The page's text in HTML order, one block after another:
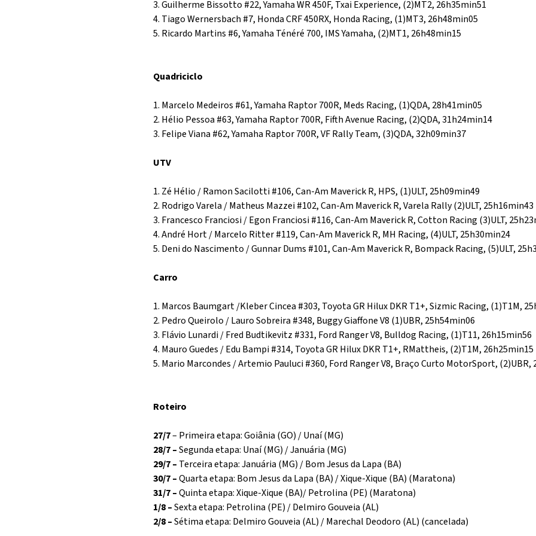
3. Guilherme Bissotto #22, Yamaha WR 450F, Txai Experience, (2)MT2, 26h35min51
4. Tiago Wernersbach #7, Honda CRF 450RX, Honda Racing, (1)MT3, 26h48min05
5. Ricardo Martins #6, Yamaha Ténéré 700, IMS Yamaha, (2)MT1, 26h48min15
Quadriciclo
1. Marcelo Medeiros #61, Yamaha Raptor 700R, Meds Racing, (1)QDA, 28h41min05
2. Hélio Pessoa #63, Yamaha Raptor 700R, Fifth Avenue Racing, (2)QDA, 31h24min14
3. Felipe Viana #62, Yamaha Raptor 700R, VF Rally Team, (3)QDA, 32h09min37
UTV
1. Zé Hélio / Ramon Sacilotti #106, Can-Am Maverick R, HPS, (1)ULT, 25h09min49
2. Rodrigo Varela / Matheus Mazzei #102, Can-Am Maverick R, Varela Rally (2)ULT, 25h16min43
3. Francesco Franciosi / Egon Franciosi #116, Can-Am Maverick R, Cotton Racing (3)ULT,
4. André Hort / Marcelo Ritter #119, Can-Am Maverick R, MH Racing, (4)ULT, 25h30min24
5. Deni do Nascimento / Gunnar Dums #101, Can-Am Maverick R, Bompack Racing, (5)ULT,
Carro
1. Marcos Baumgart /Kleber Cincea #303, Toyota GR Hilux DKR T1+, Sizmic Racing, (1)T1M,
2. Pedro Queirolo / Lauro Sobreira #348, Buggy Giaffone V8 (1)UBR, 25h54min06
3. Flávio Lunardi / Fred Budtikevitz #331, Ford Ranger V8, Bulldog Racing, (1)T11, 26h15min56
4. Mauro Guedes / Edu Bampi #314, Toyota GR Hilux DKR T1+, RMattheis, (2)T1M, 26h25min15
5. Mario Marcondes / Artemio Pauluci #360, Ford Ranger V8, Braço Curto MotorSport, (2)UBR,
Roteiro
27/7– Primeira etapa: Goiânia (GO) / Unaí (MG)
28/7 –Segunda etapa: Unaí (MG) / Januária (MG)
29/7 – Terceira etapa: Januária (MG) / Bom Jesus da Lapa (BA)
30/7 –Quarta etapa: Bom Jesus da Lapa (BA) / Xique-Xique (BA) (Maratona)
31/7 –Quinta etapa: Xique-Xique (BA)/ Petrolina (PE) (Maratona)
1/8 –Sexta etapa: Petrolina (PE) / Delmiro Gouveia (AL)
2/8 –Sétima etapa: Delmiro Gouveia (AL) / Marechal Deodoro (AL) (cancelada)